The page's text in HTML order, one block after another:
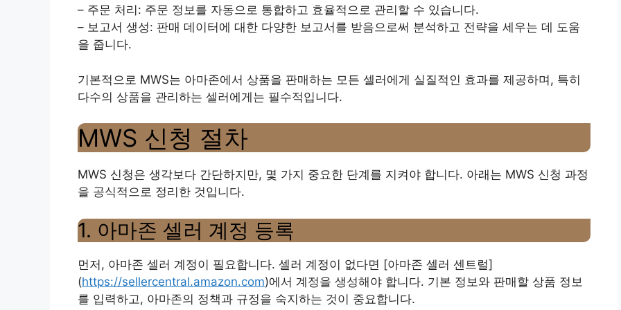
– 주문 처리: 주문 정보를 자동으로 통합하고 효율적으로 관리할 수 있습니다.
– 보고서 생성: 판매 데이터에 대한 다양한 보고서를 받음으로써 분석하고 전략을 세우는 데 도움
을 줍니다.
기본적으로 MWS는 아마존에서 상품을 판매하는 모든 셀러에게 실질적인 효과를 제공하며, 특히
다수의 상품을 관리하는 셀러에게는 필수적입니다.
MWS 신청 절차
MWS 신청은 생각보다 간단하지만, 몇 가지 중요한 단계를 지켜야 합니다. 아래는 MWS 신청 과정
을 공식적으로 정리한 것입니다.
1. 아마존 셀러 계정 등록
먼저, 아마존 셀러 계정이 필요합니다. 셀러 계정이 없다면 [아마존 셀러 센트럴]
(https://sellercentral.amazon.com)에서 계정을 생성해야 합니다. 기본 정보와 판매할 상품 정보
를 입력하고, 아마존의 정책과 규정을 숙지하는 것이 중요합니다.